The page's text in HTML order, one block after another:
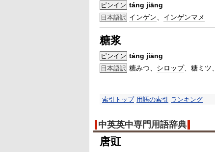
ピンイン táng jiāng
日本語訳 インゲン インゲンマメ
糖浆
ピンイン táng jiāng
日本語訳 糖みつ、 シロップ、糖ミツ、
索引トップ 用語の索引 ランキング
中英英中専門用語辞典
唐豇